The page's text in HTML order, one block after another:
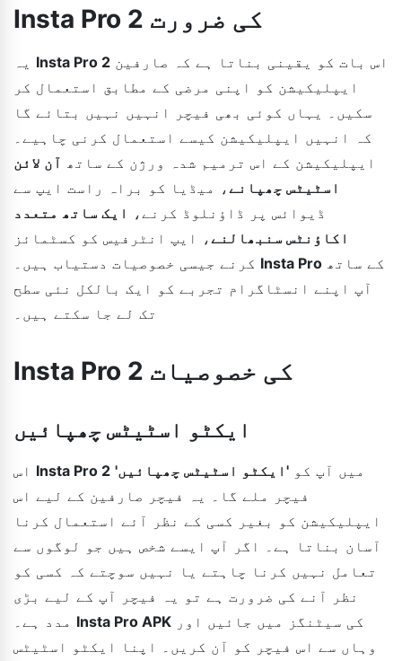
Insta Pro 2 کی ضرورت
Insta Pro 2
ایپلیکیشن کو اپنی مرضی کے مطابق استعمال کر
سکیں۔ یہاں کوئی بھی فیچر انہیں نہیں بتائے گا
کہ انہیں ایپلیکیشن کیسے استعمال کرنی چاہیے۔
ایپلیکیشن کے اس ترمیم شدہ ورژن کے ساتھ آن لائن
اسٹیٹس چھپانے ، میڈیا کو براہ راست ایپ سے
ڈیوائس پر ڈاؤنلوڈ کرنے،
ایک ساتھ متعدد
اکاؤنٹس سنبھالنے ، ایپ انٹرفیس کو کسٹمائز
Insta Pro
آپ اپنے انسٹاگرام تجربے کو ایک بالکل نئی سطح
تک لے جا سکتے ہیں۔
Insta Pro 2 کی خصوصیات
ایکٹو اسٹیٹس چھپائیں
Insta Pro 2 میں آپ کو 'ایکٹو اسٹیٹس چھپائیں'
فیچر ملے گا۔ یہ فیچر صارفین کے لیے اس
ایپلیکیشن کو بغیر کسی کے نظر آئے استعمال کرنا
آسان بناتا ہے۔ اگر آپ ایسے شخص ہیں جو لوگوں سے
تعامل نہیں کرنا چاہتے یا نہیں سوچتے کہ کسی کو
نظر آنے کی ضرورت ہے تو یہ فیچر آپ کے لیے بڑی
Insta Pro APK
وہاں سے اس فیچر کو آن کریں۔ اپنا ایکٹو اسٹیٹس